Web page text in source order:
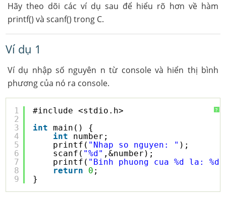
Hãy theo dõi các ví dụ sau để hiểu rõ hơn về hàm
printf() và scanf() trong C.
Ví dụ 1
Ví dụ nhập số nguyên n từ console và hiển thị bình
phương của nó ra console.
?
1
2
3
4
5
6
7
8
9
#include <stdio.h>
int
main() {
int
number;
printf( "Nhap so nguyen: " );
scanf( "%d" ,&number);
printf( "Binh phuong cua %d la: %d
return
0 ;
}